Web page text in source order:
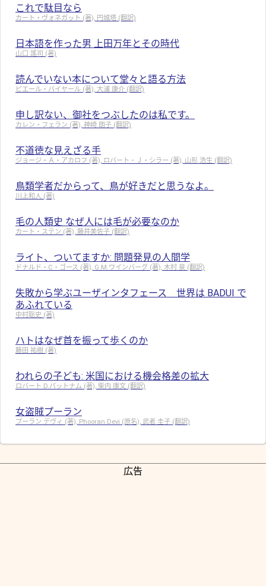
これで駄目なら
カート・ヴォネガット (著), 円城塔 (翻訳)
日本語を作った男 上田万年とその時代
山口 謠司 (著)
読んでいない本について堂々と語る方法
ピエール・バイヤール (著), 大浦 康介 (翻訳)
申し訳ない、御社をつぶしたのは私です。
カレン・フェラン (著), 神崎 朗子 (翻訳)
不道徳な見えざる手
ジョージ・Ａ・アカロフ (著), ロバート・Ｊ・シラー (著), 山形 浩生 (翻訳)
鳥類学者だからって、鳥が好きだと思うなよ。
川上和人 (著)
毛の人類史 なぜ人には毛が必要なのか
カート・ステン (著), 藤井美佐子 (翻訳)
ライト、ついてますか: 問題発見の人間学
ドナルド・C・ゴース (著), G.M.ワインバーグ (著), 木村 泉 (翻訳)
失敗から学ぶユーザインタフェース 世界は BADUI で
あふれている
中村聡史 (著)
ハトはなぜ首を振って歩くのか
藤田 祐樹 (著)
われらの子ども: 米国における機会格差の拡大
ロバート D.パットナム (著), 柴内 康文 (翻訳)
女盗賊プーラン
プーラン デヴィ (著), Phooran Devi (原名), 武者 圭子 (翻訳)
広告